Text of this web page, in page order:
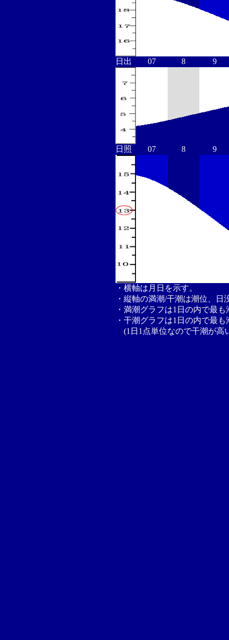
日出 07 8 9
日照 07 8 9
・横軸は月日を示す。
・縦軸の満潮/干潮は潮位、
・満潮グラフは1日の内で最
・干潮グラフは1日の内で最
(1日1点単位なので干潮が高